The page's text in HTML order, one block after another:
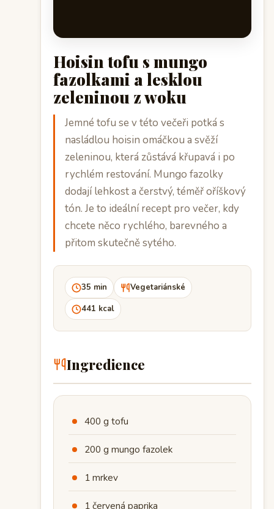
Hoisin tofu s mungo
fazolkami a lesklou
zeleninou z woku
Jemné tofu se v této večeři potká s
nasládlou hoisin omáčkou a svěží
zeleninou, která zůstává křupavá i po
rychlém restování. Mungo fazolky
dodají lehkost a čerstvý, téměř oříškový
tón. Je to ideální recept pro večer, kdy
chcete něco rychlého, barevného a
přitom skutečně sytého.
35 min
Vegetariánské
441 kcal
Ingredience
400 g tofu
200 g mungo fazolek
1 mrkev
1 červená paprika